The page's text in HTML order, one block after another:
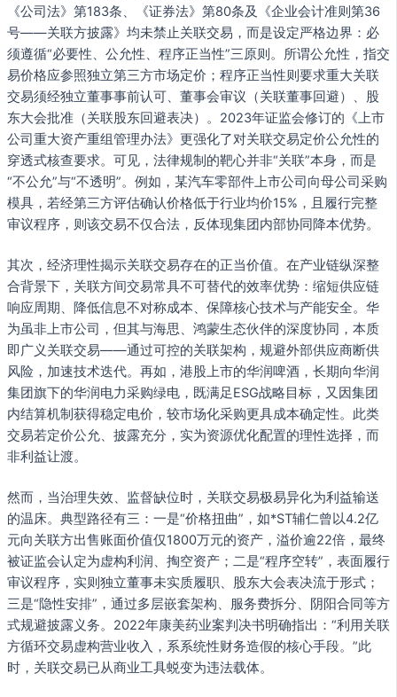
《公司法》第183条、《证券法》第80条及《企业会计准则第36
号——关联方披露》均未禁止关联交易，而是设定严格边界：必
须遵循“必要性、公允性、程序正当性”三原则。所谓公允性，指交
易价格应参照独立第三方市场定价；程序正当性则要求重大关联
交易须经独立董事事前认可、董事会审议（关联董事回避）、股
东大会批准（关联股东回避表决）。2023年证监会修订的《上市
公司重大资产重组管理办法》更强化了对关联交易定价公允性的
穿透式核查要求。可见，法律规制的靶心并非“关联”本身，而是
“不公允”与“不透明”。例如，某汽车零部件上市公司向母公司采购
模具，若经第三方评估确认价格低于行业均价15%，且履行完整
审议程序，则该交易不仅合法，反体现集团内部协同降本优势。
其次，经济理性揭示关联交易存在的正当价值。在产业链纵深整
合背景下，关联方间交易常具不可替代的效率优势：缩短供应链
响应周期、降低信息不对称成本、保障核心技术与产能安全。华
为虽非上市公司，但其与海思、鸿蒙生态伙伴的深度协同，本质
即广义关联交易——通过可控的关联架构，规避外部供应商断供
风险，加速技术迭代。再如，港股上市的华润啤酒，长期向华润
集团旗下的华润电力采购绿电，既满足ESG战略目标，又因集团
内结算机制获得稳定电价，较市场化采购更具成本确定性。此类
交易若定价公允、披露充分，实为资源优化配置的理性选择，而
非利益让渡。
然而，当治理失效、监督缺位时，关联交易极易异化为利益输送
的温床。典型路径有三：一是“价格扭曲”，如*ST辅仁曾以4.2亿
元向关联方出售账面价值仅1800万元的资产，溢价逾22倍，最终
被证监会认定为虚构利润、掏空资产；二是“程序空转”，表面履行
审议程序，实则独立董事未实质履职、股东大会表决流于形式；
三是“隐性安排”，通过多层嵌套架构、服务费拆分、阴阳合同等方
式规避披露义务。2022年康美药业案判决书明确指出：“利用关联
方循环交易虚构营业收入，系系统性财务造假的核心手段。”此
时，关联交易已从商业工具蜕变为违法载体。